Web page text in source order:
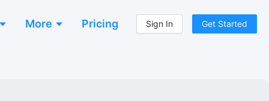
More Pricing Sign In Get Started